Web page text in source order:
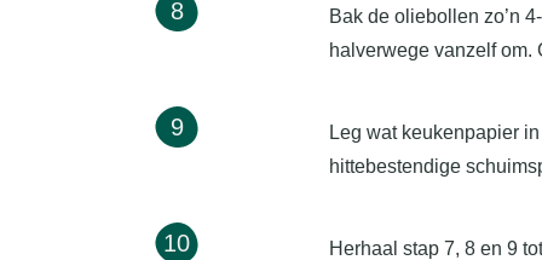
8
Bak de oliebollen zo’n
halverwege vanzelf om.
9
Leg wat keukenpapier
hittebestendige
10
Herhaal stap 7, 8 en 9